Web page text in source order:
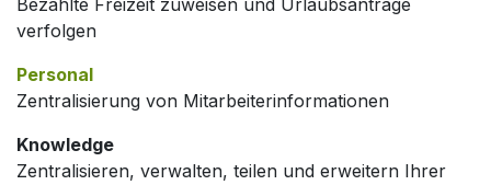
Bezahlte Freizeit zuweisen und Urlaubsanträge
verfolgen
Personal
Zentralisierung von Mitarbeiterinformationen
Knowledge
Zentralisieren, verwalten, teilen und erweitern Ihrer